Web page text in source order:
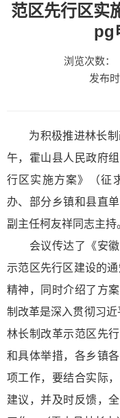
范区先行区实
pg
浏览次数：
发布
为积极推进林长制
午，霍山县人民政府
行区实施方案》（征
办、部分乡镇和县直
副主任柯友祥同志主持
会议传达了《安徽
示范区先行区建设的
精神，同时介绍了方
制改革是深入贯彻习近
林长制改革示范区先
和具体举措，各乡镇
项工作，要结合实际
建议，并及时反馈，